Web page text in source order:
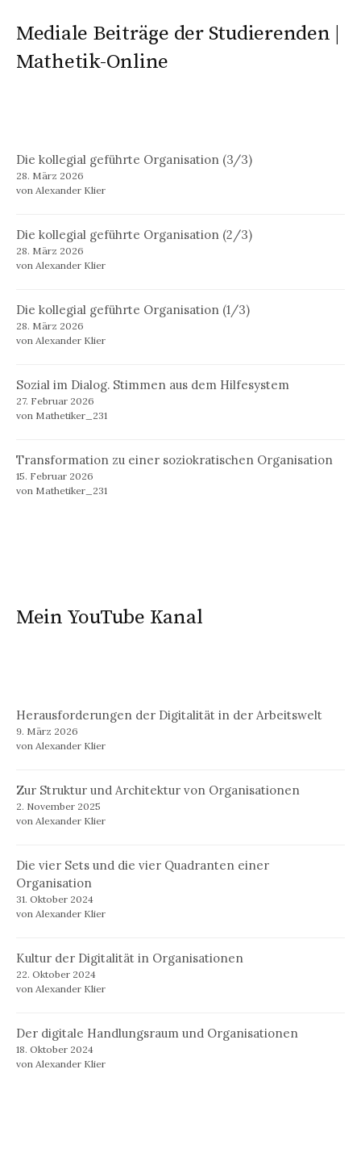
Mediale Beiträge der Studierenden |
Mathetik-Online
Die kollegial geführte Organisation (3/3)
28. März 2026
von Alexander Klier
Die kollegial geführte Organisation (2/3)
28. März 2026
von Alexander Klier
Die kollegial geführte Organisation (1/3)
28. März 2026
von Alexander Klier
Sozial im Dialog. Stimmen aus dem Hilfesystem
27. Februar 2026
von Mathetiker_231
Transformation zu einer soziokratischen Organisation
15. Februar 2026
von Mathetiker_231
Mein YouTube Kanal
Herausforderungen der Digitalität in der Arbeitswelt
9. März 2026
von Alexander Klier
Zur Struktur und Architektur von Organisationen
2. November 2025
von Alexander Klier
Die vier Sets und die vier Quadranten einer
Organisation
31. Oktober 2024
von Alexander Klier
Kultur der Digitalität in Organisationen
22. Oktober 2024
von Alexander Klier
Der digitale Handlungsraum und Organisationen
18. Oktober 2024
von Alexander Klier